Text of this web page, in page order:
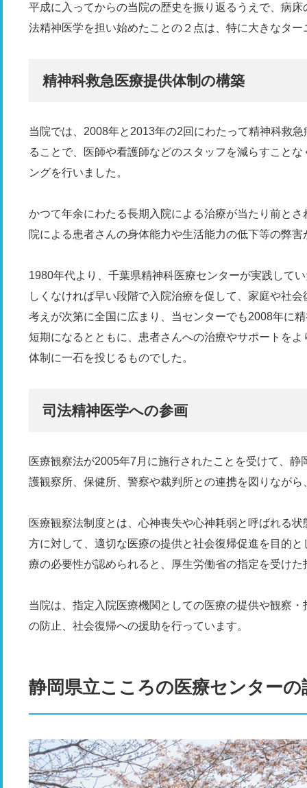
平成に入ってからの当院の歴史を振り返るうえで、病
法精神医学を担い始めたことの２点は、特に大きなタ
精神科救急医療提供体制の構築
当院では、2008年と2013年の2回にわたって精神科救
ることで、医師や看護師などのスタッフを減らすこと
ングを行いました。
かつて年余にわたる長期入院による治療が当たり前と
院による患者さんの身体能力や生活能力の低下等の弊
1980年代より、千葉県精神科医療センターが実践して
しくなければ早い段階で入院治療を促して、家庭や社
考えが次第に全国に広まり、当センターでも2008年に
短期になるとともに、患者さんへの治療やサポートを
体制に一石を投じるものでした。
司法精神医学への参画
医療観察法が2005年7月に施行されたことを受けて、
護観察所、保健所、警察や裁判所との連携を図りなが
医療観察法制度とは、心神喪失や心神耗弱と呼ばれる
方に対して、適切な医療の提供と社会復帰促進を目的
療の必要性が認められると、厚生労働省の指定を受け
当院は、指定入院医療機関としての医療の提供や観察
の防止、社会復帰への援助を行っています。
静岡県立こころの医療センター